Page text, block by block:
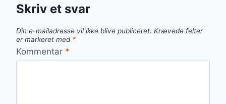
Skriv et svar
Din e-mailadresse vil ikke blive publiceret. Krævede felter
er markeret med *
Kommentar *